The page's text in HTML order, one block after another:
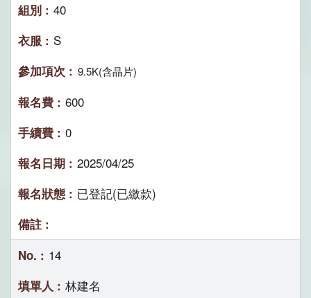
40
S
9.5K(含晶片)
600
0
2025/04/25
已登記(已繳款)
14
林建名